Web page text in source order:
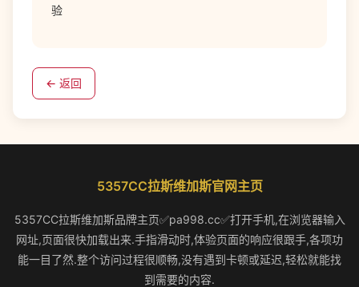
验
← 返回
5357CC拉斯维加斯官网主页
5357CC拉斯维加斯品牌主页✅pa998.cc✅打开手机,在浏览器输入
网址,页面很快加载出来.手指滑动时,体验页面的响应很跟手,各项功
能一目了然.整个访问过程很顺畅,没有遇到卡顿或延迟,轻松就能找
到需要的内容.